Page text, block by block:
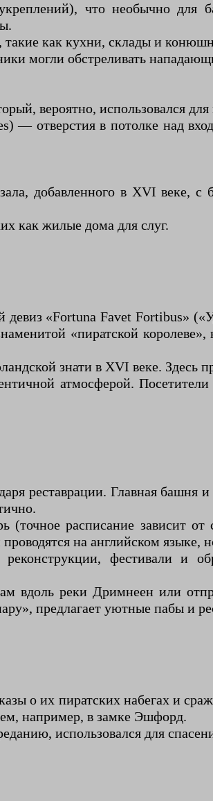
что необычно для
такие как кухни, склады и
могли обстреливать
вероятно, использовался
— отверстия в потолке над
добавленного в XVI
как жилые дома для слуг.
«Fortuna Favet Fortibus»
«пиратской королеве»,
знати в XVI веке. Здесь
атмосферой.
реставрации. Главная башня
расписание зависит
на английском языке,
фестивали и
вдоль реки Дримнеен или
предлагает уютные пабы и
о их пиратских набегах и
например, в замке Эшфорд.
использовался для